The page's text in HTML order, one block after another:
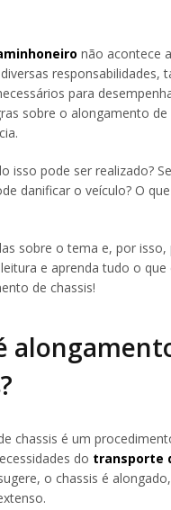
não acontece
responsabilidades,
para
sobre o alongamento de
isso pode ser realizado?
danificar o veículo? O
sobre o tema e, por
e aprenda tudo o que
de chassis!
chassis é um
do transporte
o chassis é